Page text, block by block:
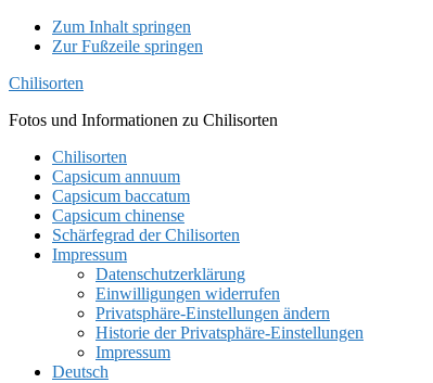
Zum Inhalt springen
Zur Fußzeile springen
Chilisorten
Fotos und Informationen zu Chilisorten
Chilisorten
Capsicum annuum
Capsicum baccatum
Capsicum chinense
Schärfegrad der Chilisorten
Impressum
Datenschutzerklärung
Einwilligungen widerrufen
Privatsphäre-Einstellungen ändern
Historie der Privatsphäre-Einstellungen
Impressum
Deutsch